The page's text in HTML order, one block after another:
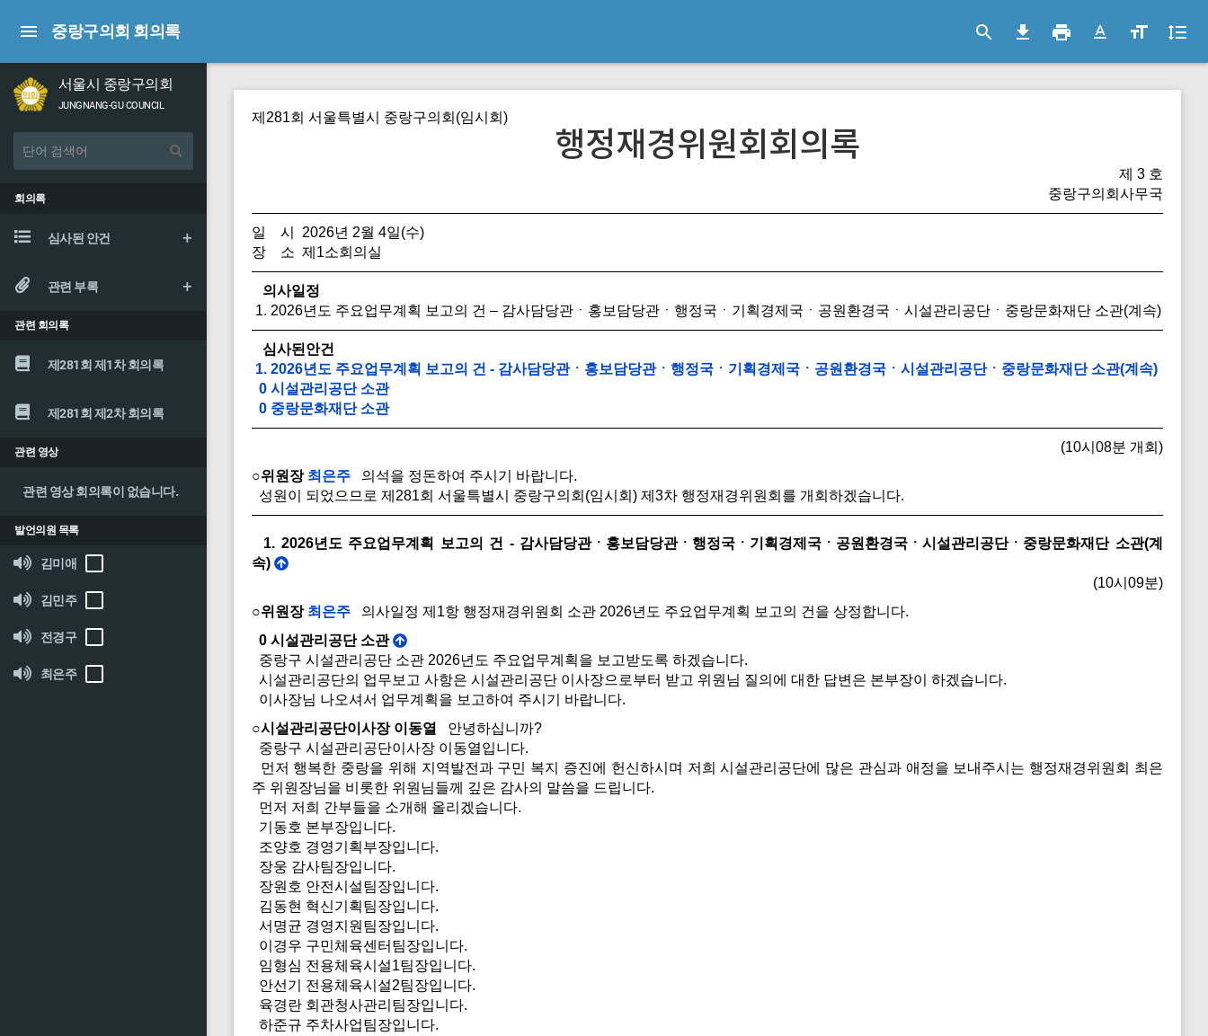
중랑구의회 회의록 search file_download print text_format format_size format_line_spacing
서울시 중랑구의회
JUNGNANG-GU COUNCIL
회의록
심사된 안건
관련 부록
관련 회의록
제281회 제1차 회의록
제281회 제2차 회의록
관련 영상
관련 영상 회의록이 없습니다.
발언의원 목록
김미애
김민주
전경구
최은주
제281회 서울특별시 중랑구의회(임시회)
행정재경위원회회의록
제 3 호
중랑구의회사무국
일 시 2026년 2월 4일(수)
장 소 제1소회의실
의사일정
1. 2026년도 주요업무계획 보고의 건 – 감사담당관ㆍ홍보담당관ㆍ행정국ㆍ기획경제국ㆍ공원환경국ㆍ시설관리공단ㆍ중랑문화재단 소관(계속)
심사된안건
1. 2026년도 주요업무계획 보고의 건 - 감사담당관ㆍ홍보담당관ㆍ행정국ㆍ기획경제국ㆍ공원환경국ㆍ시설관리공단ㆍ중랑문화재단 소관(계속)
0 시설관리공단 소관
0 중랑문화재단 소관
(10시08분 개회)
○위원장 최은주 의석을 정돈하여 주시기 바랍니다.
성원이 되었으므로 제281회 서울특별시 중랑구의회(임시회) 제3차 행정재경위원회를 개회하겠습니다.
1. 2026년도 주요업무계획 보고의 건 - 감사담당관ㆍ홍보담당관ㆍ행정국ㆍ기획경제국ㆍ공원환경국ㆍ시설관리공단ㆍ중랑문화재단 소관(계
속)
(10시09분)
○위원장 최은주 의사일정 제1항 행정재경위원회 소관 2026년도 주요업무계획 보고의 건을 상정합니다.
0 시설관리공단 소관
중랑구 시설관리공단 소관 2026년도 주요업무계획을 보고받도록 하겠습니다.
시설관리공단의 업무보고 사항은 시설관리공단 이사장으로부터 받고 위원님 질의에 대한 답변은 본부장이 하겠습니다.
이사장님 나오셔서 업무계획을 보고하여 주시기 바랍니다.
○시설관리공단이사장 이동열
안녕하십니까?
중랑구 시설관리공단이사장 이동열입니다.
먼저 행복한 중랑을 위해 지역발전과 구민 복지 증진에 헌신하시며 저희 시설관리공단에 많은 관심과 애정을 보내주시는 행정재경위원회 최은
주 위원장님을 비롯한 위원님들께 깊은 감사의 말씀을 드립니다.
먼저 저희 간부들을 소개해 올리겠습니다.
기동호 본부장입니다.
조양호 경영기획부장입니다.
장웅 감사팀장입니다.
장원호 안전시설팀장입니다.
김동현 혁신기획팀장입니다.
서명균 경영지원팀장입니다.
이경우 구민체육센터팀장입니다.
임형심 전용체육시설1팀장입니다.
안선기 전용체육시설2팀장입니다.
육경란 회관청사관리팀장입니다.
하준규 주차사업팀장입니다.